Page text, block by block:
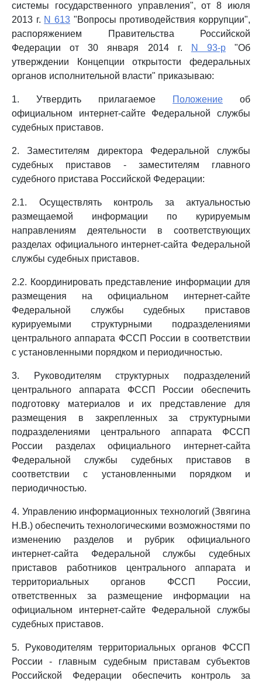
системы государственного управления", от 8 июля
2013 г. N 613 "Вопросы противодействия коррупции",
распоряжением Правительства Российской
Федерации от 30 января 2014 г.
N 93-р"Об
утверждении Концепции открытости федеральных
органов исполнительной власти" приказываю:
1. Утвердить прилагаемое Положение об
официальном интернет-сайте Федеральной службы
судебных приставов.
2. Заместителям директора Федеральной службы
судебных приставов - заместителям главного
судебного пристава Российской Федерации:
2.1. Осуществлять контроль за актуальностью
размещаемой информации по курируемым
направлениям деятельности в соответствующих
разделах официального интернет-сайта Федеральной
службы судебных приставов.
2.2. Координировать представление информации для
размещения на официальном интернет-сайте
Федеральной службы судебных приставов
курируемыми структурными подразделениями
центрального аппарата ФССП России в соответствии
с установленными порядком и периодичностью.
3. Руководителям структурных подразделений
центрального аппарата ФССП России обеспечить
подготовку материалов и их представление для
размещения в закрепленных за структурными
подразделениями центрального аппарата ФССП
России разделах официального интернет-сайта
Федеральной службы судебных приставов в
соответствии с установленными порядком и
периодичностью.
4. Управлению информационных технологий (Звягина
Н.В.) обеспечить технологическими возможностями по
изменению разделов и рубрик официального
интернет-сайта Федеральной службы судебных
приставов работников центрального аппарата и
территориальных органов ФССП России,
ответственных за размещение информации на
официальном интернет-сайте Федеральной службы
судебных приставов.
5. Руководителям территориальных органов ФССП
России - главным судебным приставам субъектов
Российской Федерации обеспечить контроль за